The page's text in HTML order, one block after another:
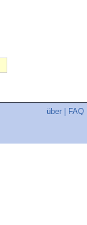
über FAQ